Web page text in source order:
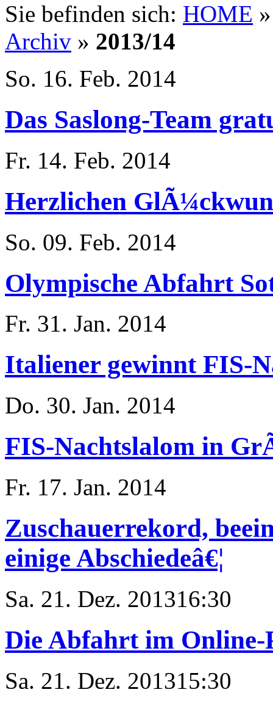
Sie befinden sich: HOME
Archiv » 2013/14
So. 16. Feb. 2014
Das Saslong-Team
Fr. 14. Feb. 2014
Herzlichen
So. 09. Feb. 2014
Olympische Abfahrt
Fr. 31. Jan. 2014
Italiener gewinnt FIS-
Do. 30. Jan. 2014
FIS-Nachtslalom in
Fr. 17. Jan. 2014
Zuschauerrekord,
einige Abschiedeâ€¦
Sa. 21. Dez. 201316:30
Die Abfahrt im Online-
Sa. 21. Dez. 201315:30